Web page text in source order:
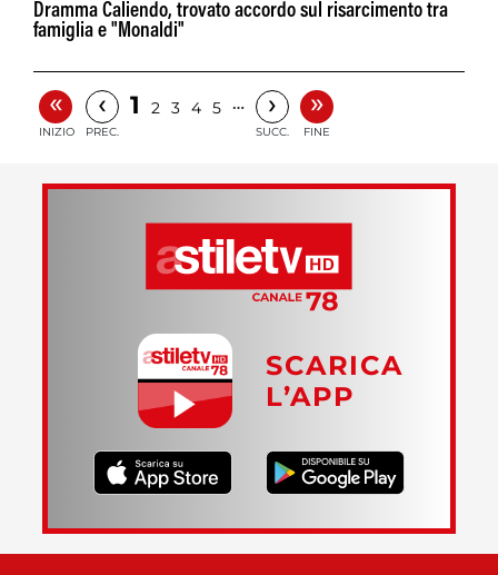
Dramma Caliendo, trovato accordo sul risarcimento tra
famiglia e "Monaldi"
«
INIZIO
‹
PREC.
1 2 3 4 5 … ›
SUCC.
»
FINE
SCARICA
L’APP